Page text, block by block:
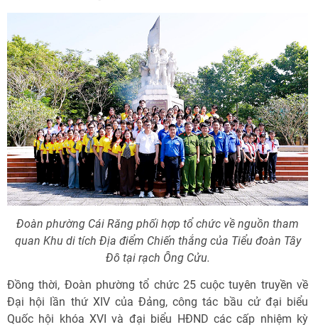
Đoàn phường Cái Răng phối hợp tổ chức về nguồn tham
quan Khu di tích Địa điểm Chiến thắng của Tiểu đoàn Tây
Đô tại rạch Ông Cửu.
Đồng thời, Đoàn phường tổ chức 25 cuộc tuyên truyền về
Đại hội lần thứ XIV của Đảng, công tác bầu cử đại biểu
Quốc hội khóa XVI và đại biểu HĐND các cấp nhiệm kỳ